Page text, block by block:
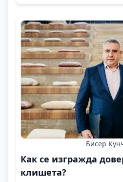
Бисер
Как се изгражда
клишета?